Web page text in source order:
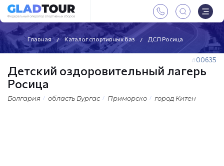
Главная Каталог спортивных баз ДСЛ Росица
00635
Детский оздоровительный лагерь
Росица
Болгария область Бургас Приморско город Китен